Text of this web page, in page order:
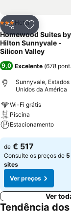
PartilharAdicionar
3 Estrelas
Hotel
Homewood Suites by
Hilton Sunnyvale -
Silicon Valley
9,0 Excelente (678
Sunnyvale, Estados
Unidos da América
Wi-Fi grátis
Piscina
Estacionamento
Ver preços
de € 517
Consulte os preços de 5
sites
Ver preços
Ver
Tendência